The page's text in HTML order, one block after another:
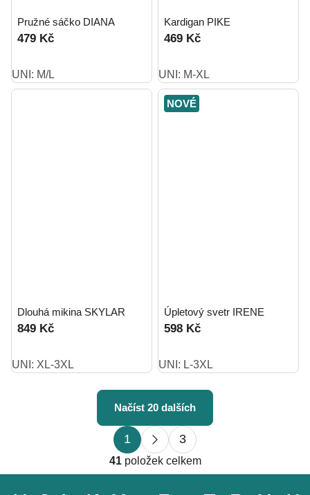
Pružné sáčko DIANA
479 Kč
UNI: M/L
Kardigan PIKE
469 Kč
UNI: M-XL
Dlouhá mikina SKYLAR
849 Kč
UNI: XL-3XL
NOVÉ
Úpletový svetr IRENE
598 Kč
UNI: L-3XL
O
v
l
Načíst 20 dalších
S
t
r
1 3
41položek celkem